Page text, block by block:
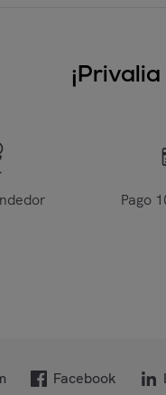
Pago
Facebook